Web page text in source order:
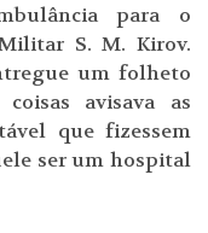
para o
S. M. Kirov.
um folheto
avisava as
que fizessem
ser um hospital